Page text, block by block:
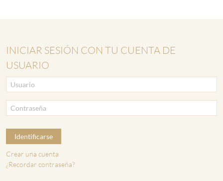
INICIAR SESIÓN CON TU CUENTA DE
USUARIO
Identificarse
Crear una cuenta
¿Recordar contraseña?